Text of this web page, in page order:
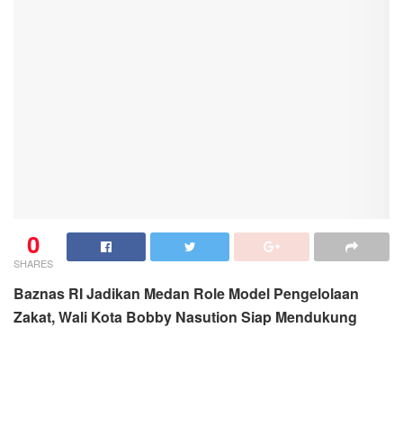
0
SHARES
Baznas RI Jadikan Medan Role Model Pengelolaan
Zakat, Wali Kota Bobby Nasution Siap Mendukung